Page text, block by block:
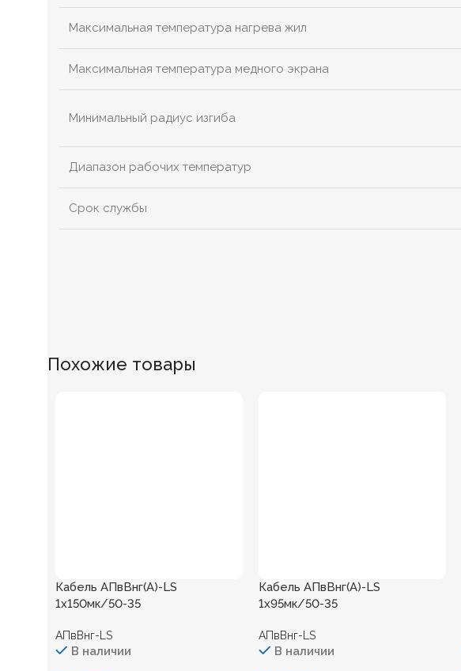
Максимальная температура нагрева жил
Максимальная температура медного экрана
Минимальный радиус изгиба
Диапазон рабочих температур
Срок службы
Похожие товары
Кабель АПвВнг(А)-LS
1х150мк/50-35
АПвВнг-LS
В наличии
Кабель АПвВнг(А)-LS
1х95мк/50-35
АПвВнг-LS
В наличии